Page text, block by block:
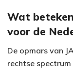
Wat
voor de
De opmars van
rechtse